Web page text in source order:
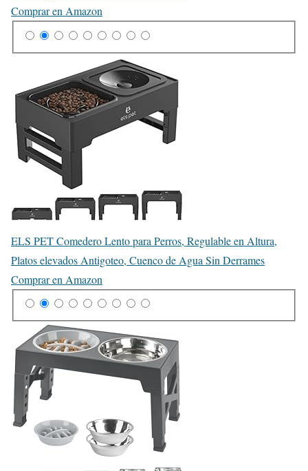
Comprar en Amazon
ELS PET Comedero Lento para Perros, Regulable en Altura,
Platos elevados Antigoteo, Cuenco de Agua Sin Derrames
Comprar en Amazon